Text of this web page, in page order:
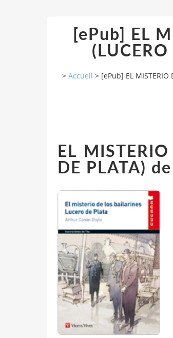
[ePub] EL
> Accueil > [ePub] EL MISTERIO
EL
DE PLATA)